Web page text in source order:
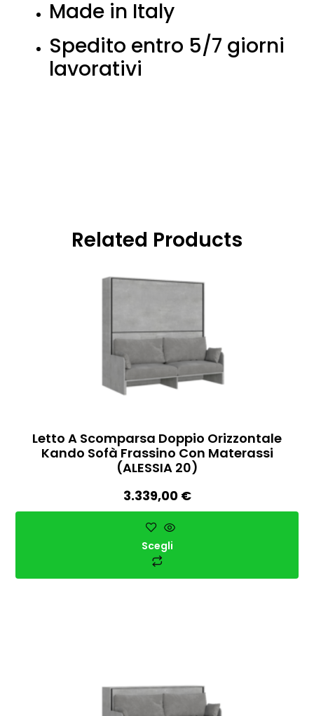
Made in Italy
Spedito entro 5/7 giorni
lavorativi
Related Products
Letto A Scomparsa Doppio Orizzontale
Kando Sofà Frassino Con Materassi
(ALESSIA 20)
3.339,00 €
Scegli